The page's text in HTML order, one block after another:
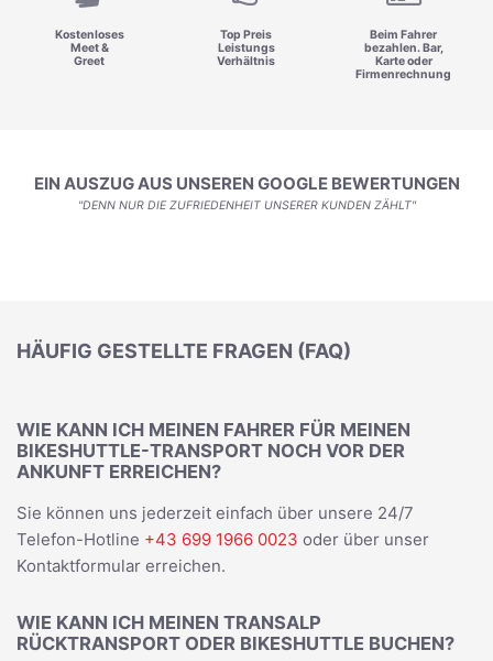
Kostenloses
Meet &
Greet
Top Preis
Leistungs
Verhältnis
Beim Fahrer
bezahlen. Bar,
Karte oder
Firmenrechnung
EIN AUSZUG AUS UNSEREN GOOGLE BEWERTUNGEN
"DENN NUR DIE ZUFRIEDENHEIT UNSERER KUNDEN ZÄHLT"
HÄUFIG GESTELLTE FRAGEN (FAQ)
WIE KANN ICH MEINEN FAHRER FÜR MEINEN
BIKESHUTTLE-TRANSPORT NOCH VOR DER
ANKUNFT ERREICHEN?
Sie können uns jederzeit einfach über unsere 24/7
Telefon-Hotline +43 699 1966 0023 oder über unser
Kontaktformular erreichen.
WIE KANN ICH MEINEN TRANSALP
RÜCKTRANSPORT ODER BIKESHUTTLE BUCHEN?